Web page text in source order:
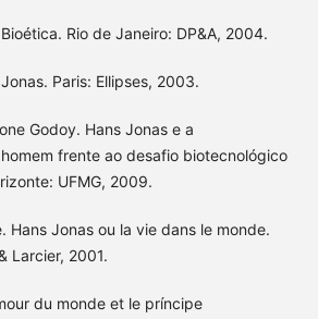
Bioética. Rio de Janeiro: DP&A, 2004.
Paris: Ellipses, 2003.
Godoy. Hans Jonas e a
frente ao desafio biotecnológico
UFMG, 2009.
Hans Jonas ou la vie dans le monde.
Larcier, 2001.
du monde et le príncipe